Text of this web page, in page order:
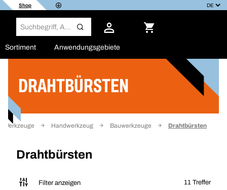
Shop
Sortiment Anwendungsgebiete
DRAHTBÜRSTEN
Werkzeuge Handwerkzeug Bauwerkzeuge Drahtbürsten
Drahtbürsten
Filter anzeigen 11 Treffer
Filter